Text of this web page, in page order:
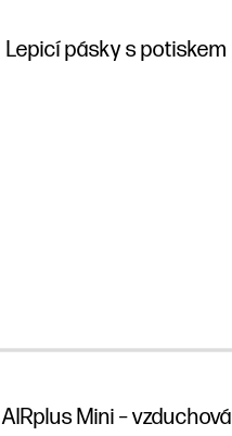
Lepicí pásky s potiskem
AIRplus Mini – vzduchová